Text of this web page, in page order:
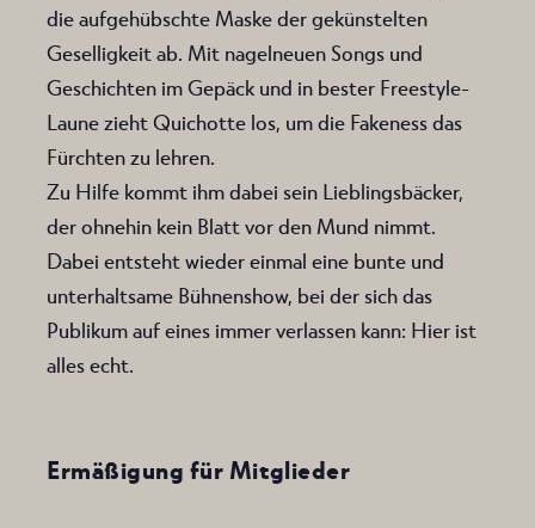
die aufgehübschte Maske der gekünstelten
Geselligkeit ab. Mit nagelneuen Songs und
Geschichten im Gepäck und in bester Freestyle-
Laune zieht Quichotte los, um die Fakeness das
Fürchten zu lehren.
Zu Hilfe kommt ihm dabei sein Lieblingsbäcker,
der ohnehin kein Blatt vor den Mund nimmt.
Dabei entsteht wieder einmal eine bunte und
unterhaltsame Bühnenshow, bei der sich das
Publikum auf eines immer verlassen kann: Hier ist
alles echt.
Ermäßigung für Mitglieder